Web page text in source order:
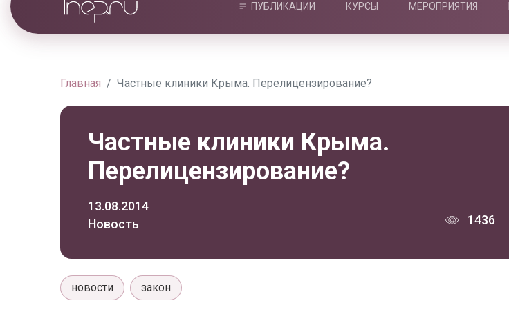
ПУБЛИКАЦИИ КУРСЫ МЕРОПРИЯТИЯ
Главная Частные клиники Крыма. Перелицензирование?
Частные клиники Крыма.
Перелицензирование?
13.08.2014
Новость
1436
новости закон